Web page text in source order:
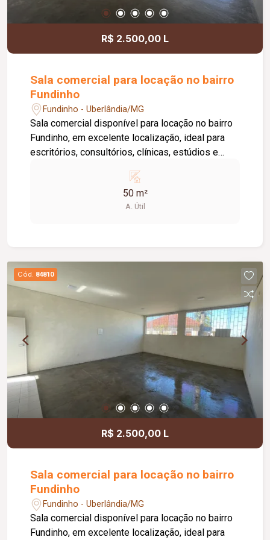
R$ 2.500,00 L
Sala comercial para locação no bairro
Fundinho
Fundinho - Uberlândia/MG
Sala comercial disponível para locação no bairro
Fundinho, em excelente localização, ideal para
escritórios, consultórios, clínicas, estúdios e
aproximadamente 50 m², forro em gesso, copa,
ponto de água, interfone e acesso por senha,
oferecendo praticidade e funcionalidade para o
banheiros feminino e masculino com
acessibilidade, controle de acesso facial, água
inclusa no condomínio, zelador e limpeza das
áreas comuns, copa, DML (Depósito de Material
de Limpeza), sistema de ronda, alarme, câmeras
de segurança e internet disponível. Como
diferencial, existe a possibilidade de ampliação
da área da sala, conforme a necessidade do
locatário. Entre em contato para mais
informações e agende uma visita.
50 m²
A. Útil
Cód. 84810
R$ 2.500,00 L
Sala comercial para locação no bairro
Fundinho
Fundinho - Uberlândia/MG
Sala comercial disponível para locação no bairro
Fundinho, em excelente localização, ideal para